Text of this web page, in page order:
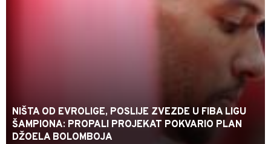
NIŠTA OD EVROLIGE, POSLIJE ZVEZDE U FIBA LIGU
ŠAMPIONA: PROPALI PROJEKAT POKVARIO PLAN
DŽOELA BOLOMBOJA